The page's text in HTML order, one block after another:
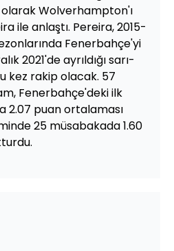
Wolverhampton'ı
ile anlaştı. Pereira, 2015-
Fenerbahçe'yi
2021'de ayrıldığı sarı-
kez rakip olacak. 57
Fenerbahçe'deki ilk
2.07 puan ortalaması
25 müsabakada 1.60